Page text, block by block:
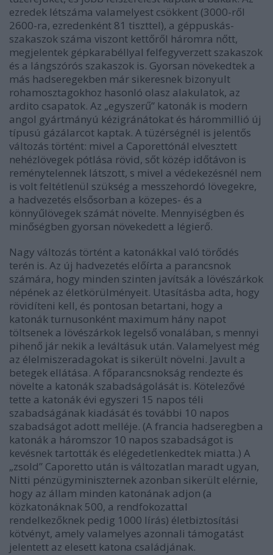
ezredek létszáma valamelyest csökkent (3000-ről
2600-ra, ezredenként 81 tiszttel), a géppuskás-
szakaszok száma viszont kettőről háromra nőtt,
megjelentek gépkarabéllyal felfegyverzett szakaszok
és a lángszórós szakaszok is. Gyorsan növekedtek a
más hadseregekben már sikeresnek bizonyult
rohamosztagokhoz hasonló olasz alakulatok, az
ardito csapatok. Az „egyszerű” katonák is modern
angol gyártmányú kézigránátokat és hárommillió új
típusú gázálarcot kaptak. A tüzérségnél is jelentős
változás történt: mivel a Caporettónál elvesztett
nehézlövegek pótlása rövid, sőt közép időtávon is
reménytelennek látszott, s mivel a védekezésnél nem
is volt feltétlenül szükség a messzehordó lövegekre,
a hadvezetés elsősorban a közepes- és a
könnyűlövegek számát növelte. Mennyiségben és
minőségben gyorsan növekedett a légierő.
Nagy változás történt a katonákkal való törődés
terén is. Az új hadvezetés előírta a parancsnok
számára, hogy minden szinten javítsák a lövészárkok
népének az életkörülményeit. Utasításba adta, hogy
rövidíteni kell, és pontosan betartani, hogy a
katonák turnusonként maximum hány napot
töltsenek a lövészárkok legelső vonalában, s mennyi
pihenő jár nekik a leváltásuk után. Valamelyest még
az élelmiszeradagokat is sikerült növelni. Javult a
betegek ellátása. A főparancsnokság rendezte és
növelte a katonák szabadságolását is. Kötelezővé
tette a katonák évi egyszeri 15 napos téli
szabadságának kiadását és további 10 napos
szabadságot adott melléje. (A francia hadseregben a
katonák a háromszor 10 napos szabadságot is
kevésnek tartották és elégedetlenkedtek miatta.) A
„zsold” Caporetto után is változatlan maradt ugyan,
Nitti pénzügyminiszternek azonban sikerült elérnie,
hogy az állam minden katonának adjon (a
közkatonáknak 500, a rendfokozattal
rendelkezőknek pedig 1000 lírás) életbiztosítási
kötvényt, amely valamelyes azonnali támogatást
jelentett az elesett katona családjának.